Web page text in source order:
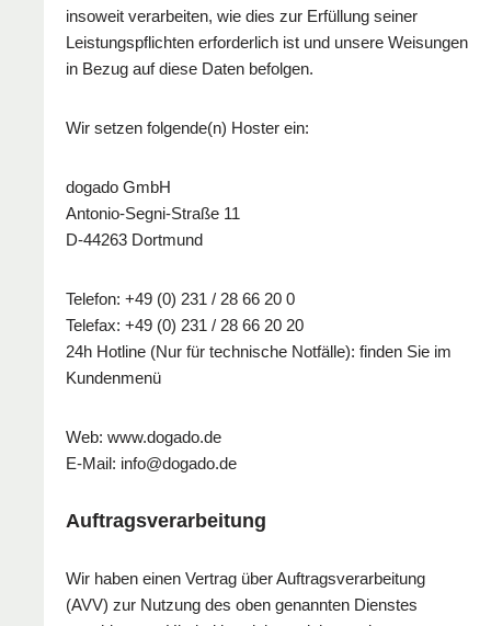
insoweit verarbeiten, wie dies zur Erfüllung seiner
Leistungspflichten erforderlich ist und unsere Weisungen
in Bezug auf diese Daten befolgen.
Wir setzen folgende(n) Hoster ein:
dogado GmbH
Antonio-Segni-Straße 11
D-44263 Dortmund
Telefon: +49 (0) 231 / 28 66 20 0
Telefax: +49 (0) 231 / 28 66 20 20
24h Hotline (Nur für technische Notfälle): finden Sie im
Kundenmenü
Web: www.dogado.de
E-Mail: info@dogado.de
Auftragsverarbeitung
Wir haben einen Vertrag über Auftragsverarbeitung
(AVV) zur Nutzung des oben genannten Dienstes